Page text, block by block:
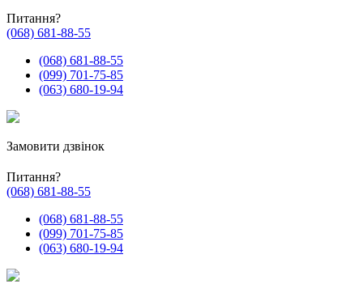
Питання?
(068) 681-88-55
(068) 681-88-55
(099) 701-75-85
(063) 680-19-94
Замовити дзвінок
Питання?
(068) 681-88-55
(068) 681-88-55
(099) 701-75-85
(063) 680-19-94